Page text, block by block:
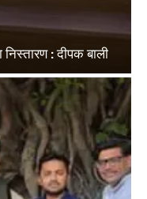
: दीपक बाली